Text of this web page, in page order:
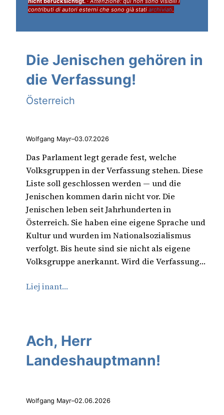
contributi di autori esterni che sono già stati archiviati.
Die Jenischen gehören in
die Verfassung!
Österreich
Wolfgang Mayr–03.07.2026
Das Parlament legt gerade fest, welche
Volksgruppen in der Verfassung stehen. Diese
Liste soll geschlossen werden — und die
Jenischen kommen darin nicht vor. Die
Jenischen leben seit Jahrhunderten in
Österreich. Sie haben eine eigene Sprache und
Kultur und wurden im Nationalsozialismus
verfolgt. Bis heute sind sie nicht als eigene
Volksgruppe anerkannt. Wird die Verfassung…
Liej inant…
Ach, Herr
Landeshauptmann!
Wolfgang Mayr–02.06.2026